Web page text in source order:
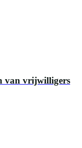
van vrijwilligers